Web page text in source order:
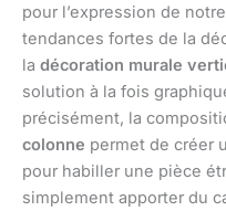
pour l’expression de
tendances fortes de la
la décoration murale
solution à la fois
précisément, la
colonne permet de créer
pour habiller une pièce
simplement apporter du